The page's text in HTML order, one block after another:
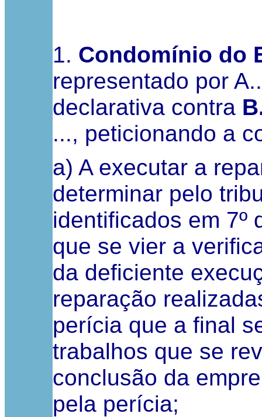
1. Condomínio do
representado por
declarativa contra
..., peticionando a
a) A executar a
determinar pelo
identificados em 7º
que se vier a
da deficiente
reparação
perícia que a final
trabalhos que se
conclusão da
pela perícia;